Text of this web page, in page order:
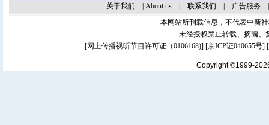
关于我们 About us| 联系我们 广告服务
本网站所刊载信息，不代表中新
未经授权禁止转载、摘编、
[网上传播视听节目许可证（0106168)] [京ICP证040655号]
Copyright ©1999-